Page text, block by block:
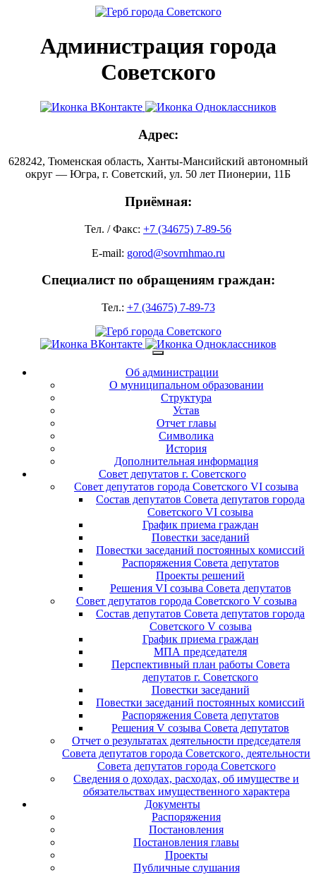
Администрация города
Советского
Адрес:
628242, Тюменская область, Ханты-Мансийский автономный
округ — Югра, г. Советский, ул. 50 лет Пионерии, 11Б
Приёмная:
Тел. / Факс: +7 (34675) 7-89-56
E-mail: gorod@sovrnhmao.ru
Специалист по обращениям граждан:
Тел.: +7 (34675) 7-89-73
Об администрации
О муниципальном образовании
Структура
Устав
Отчет главы
Символика
История
Дополнительная информация
Совет депутатов г. Советского
Совет депутатов города Советского VI созыва
Состав депутатов Совета депутатов города
Советского VI созыва
График приема граждан
Повестки заседаний
Повестки заседаний постоянных комиссий
Распоряжения Совета депутатов
Проекты решений
Решения VI созыва Совета депутатов
Совет депутатов города Советского V созыва
Состав депутатов Совета депутатов города
Советского V созыва
График приема граждан
МПА председателя
Перспективный план работы Совета
депутатов г. Советского
Повестки заседаний
Повестки заседаний постоянных комиссий
Распоряжения Совета депутатов
Решения V созыва Совета депутатов
Отчет о результатах деятельности председателя
Совета депутатов города Советского, деятельности
Совета депутатов города Советского
Сведения о доходах, расходах, об имуществе и
обязательствах имущественного характера
Документы
Распоряжения
Постановления
Постановления главы
Проекты
Публичные слушания